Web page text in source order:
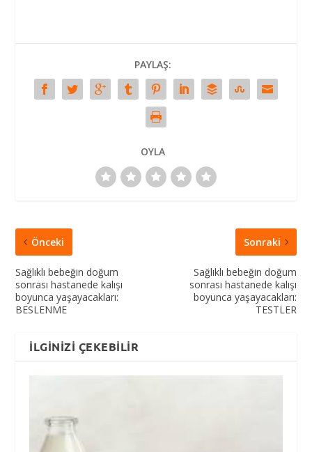
PAYLAŞ:
OYLA
Önceki
Sağlıklı bebeğin doğum
sonrası hastanede kalışı
boyunca yaşayacakları:
BESLENME
Sonraki
Sağlıklı bebeğin doğum
sonrası hastanede kalışı
boyunca yaşayacakları:
TESTLER
İLGINIZI ÇEKEBILIR